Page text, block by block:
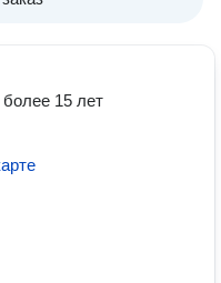
15 лет